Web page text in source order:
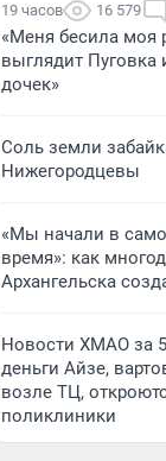
19 часов 16 579
«Меня бесила моя
выглядит Пуговка
дочек»
Соль земли
Нижегородцевы
«Мы начали в
время»: как
Архангельска
Новости ХМАО за
деньги Айзе,
возле ТЦ,
поликлиники